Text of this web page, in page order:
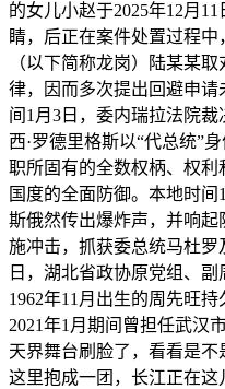
的女儿小赵于2025年12月
睛，后正在案件处置过程
（以下简称龙岗）陆某某
律，因而多次提出回避申
间1月3日，委内瑞拉法院
西·罗德里格斯以“代总统”
职所固有的全数权柄、权
国度的全面防御。本地时
斯俄然传出爆炸声，并响
施冲击，抓获委总统马杜
日，湖北省政协原党组、副
1962年11月出生的周先旺
2021年1月期间曾担任武汉
天界舞台刷脸了，看看是
这里抱成一团，长江正在